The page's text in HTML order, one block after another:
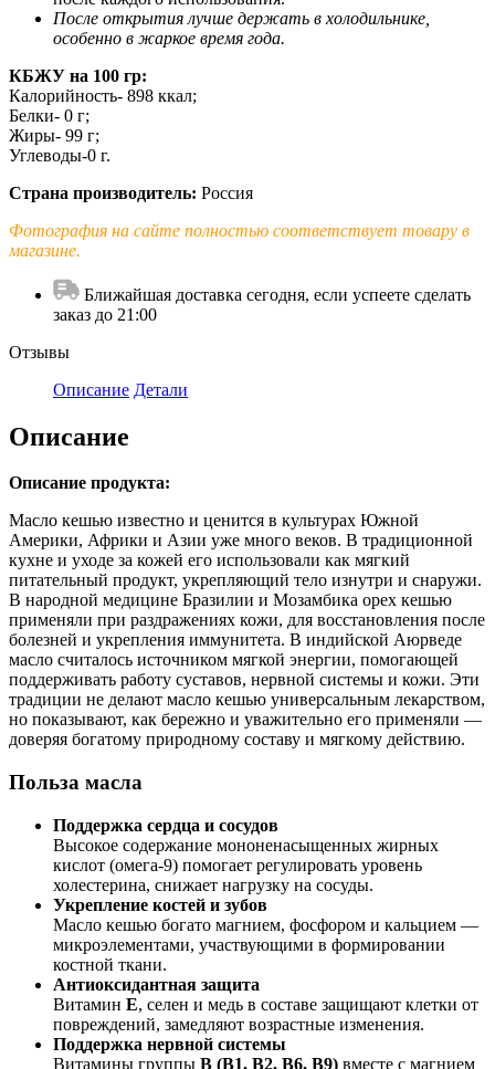
После открытия лучше держать в холодильнике,
особенно в жаркое время года.
КБЖУ на 100 гр:
Калорийность- 898 ккал;
Белки- 0 г;
Жиры- 99 г;
Углеводы-0 г.
Страна производитель: Россия
Фотография на сайте полностью соответствует товару в
магазине.
Ближайшая доставка сегодня, если успеете сделать
заказ до 21:00
Отзывы
Описание Детали
Описание
Описание продукта:
Масло кешью известно и ценится в культурах Южной
Америки, Африки и Азии уже много веков. В традиционной
кухне и уходе за кожей его использовали как мягкий
питательный продукт, укрепляющий тело изнутри и снаружи.
В народной медицине Бразилии и Мозамбика орех кешью
применяли при раздражениях кожи, для восстановления после
болезней и укрепления иммунитета. В индийской Аюрведе
масло считалось источником мягкой энергии, помогающей
поддерживать работу суставов, нервной системы и кожи. Эти
традиции не делают масло кешью универсальным лекарством,
но показывают, как бережно и уважительно его применяли —
доверяя богатому природному составу и мягкому действию.
Польза масла
Поддержка сердца и сосудов
Высокое содержание мононенасыщенных жирных
кислот (омега-9) помогает регулировать уровень
холестерина, снижает нагрузку на сосуды.
Укрепление костей и зубов
Масло кешью богато магнием, фосфором и кальцием —
микроэлементами, участвующими в формировании
костной ткани.
Антиоксидантная защита
Витамин E, селен и медь в составе защищают клетки от
повреждений, замедляют возрастные изменения.
Поддержка нервной системы
Витамины группы B (B1, B2, B6, B9) вместе с магнием